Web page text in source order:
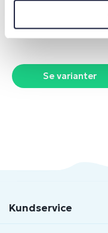
Art nr: V15681
Se varianter
Kundservice